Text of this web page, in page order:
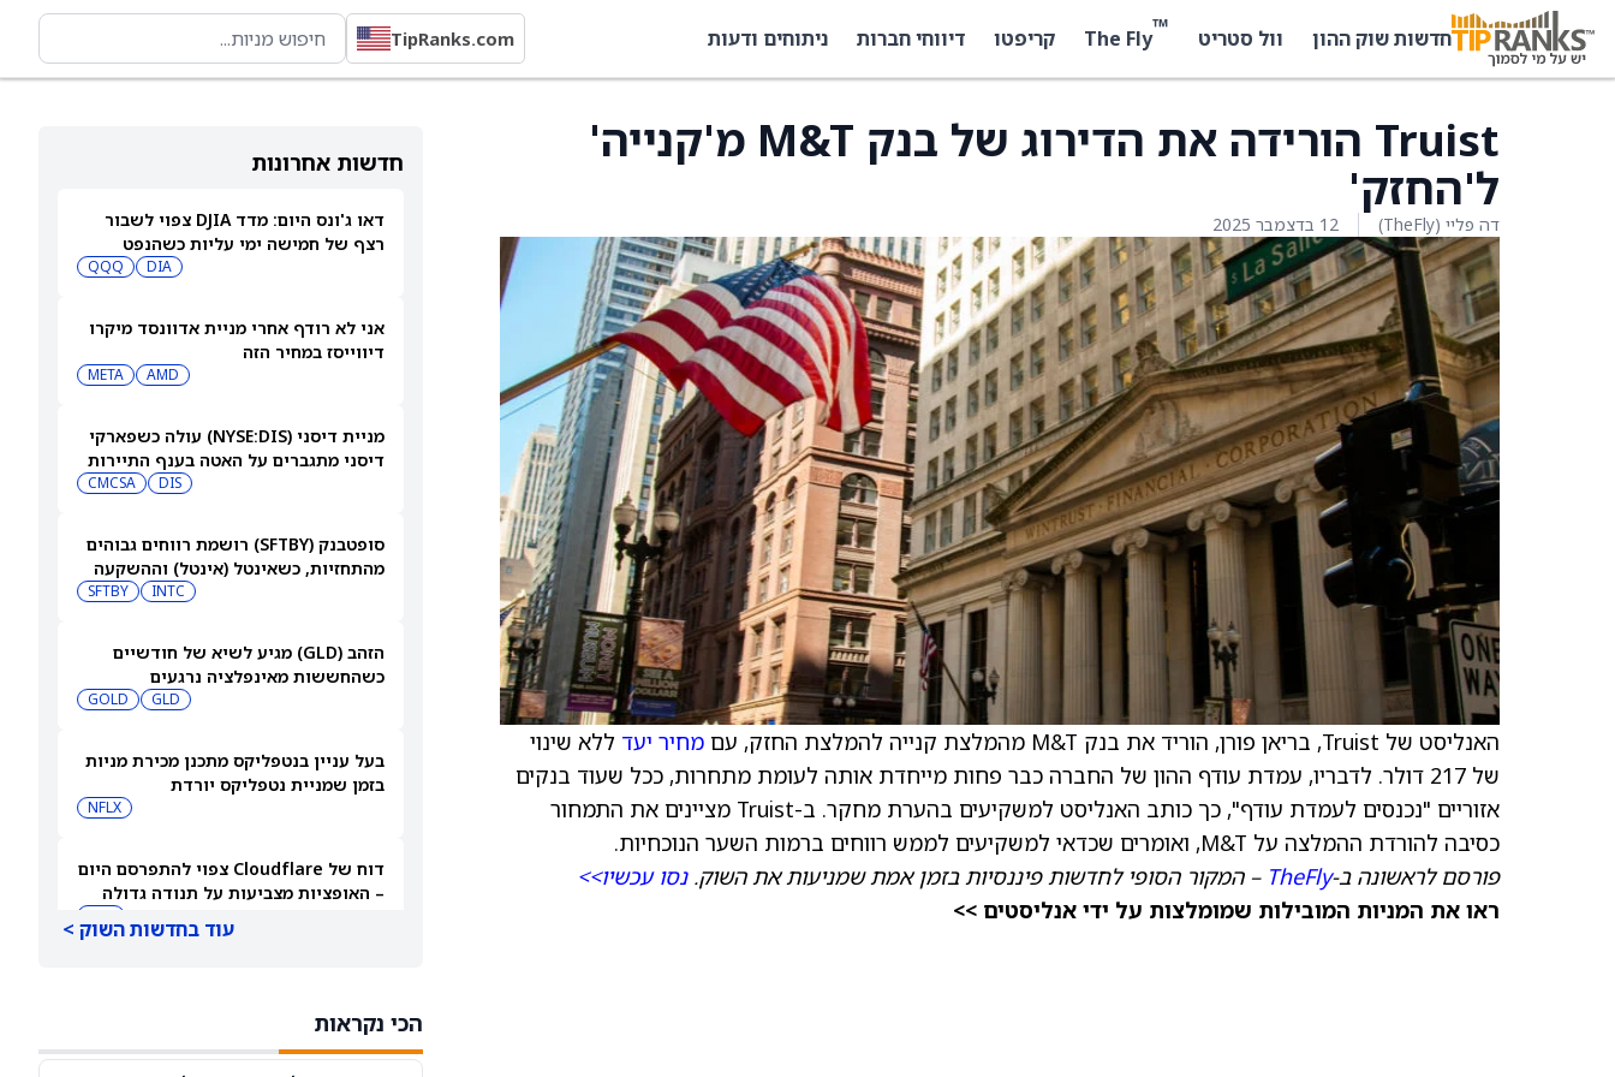
חדשות שוק ההון וול סטריט ™
The Fly קריפטו דיווחי חברות ניתוחים ודעות TipRanks.com
חדשות אחרונות
דאו ג'ונס היום: מדד DJIA צפוי לשבור
רצף של חמישה ימי עליות כשהנפט
DIA
QQQ
אני לא רודף אחרי מניית אדוונסד מיקרו
דיווייסז במחיר הזה
AMD
META
מניית דיסני (NYSE:DIS) עולה כשפארקי
דיסני מתגברים על האטה בענף התיירות
DIS
CMCSA
סופטבנק (SFTBY) רושמת רווחים גבוהים
מהתחזיות, כשאינטל (אינטל) וההשקעה
INTC
SFTBY
הזהב (GLD) מגיע לשיא של חודשיים
כשהחששות מאינפלציה נרגעים
GLD
GOLD
בעל עניין בנטפליקס מתכנן מכירת מניות
בזמן שמניית נטפליקס יורדת
NFLX
דוח של Cloudflare צפוי להתפרסם היום
– האופציות מצביעות על תנודה גדולה
עוד בחדשות השוק >
הכי נקראות
Truist הורידה את הדירוג של בנק M&T מ'קנייה'
ל'החזק'
דה פליי (TheFly) 12 בדצמבר 2025
האנליסט של Truist, בריאן פורן, הוריד את בנק M&T מהמלצת קנייה להמלצת החזק, עם מחיר יעד ללא שינוי
של 217 דולר. לדבריו, עמדת עודף ההון של החברה כבר פחות מייחדת אותה לעומת מתחרות, ככל שעוד בנקים
אזוריים "נכנסים לעמדת עודף", כך כותב האנליסט למשקיעים בהערת מחקר. ב-Truist מציינים את התמחור
כסיבה להורדת ההמלצה על M&T, ואומרים שכדאי למשקיעים לממש רווחים ברמות השער הנוכחיות.
פורסם לראשונה ב-TheFly – המקור הסופי לחדשות פיננסיות בזמן אמת שמניעות את השוק.נסו עכשיו>>
ראו את המניות המובילות שמומלצות על ידי אנליסטים >>